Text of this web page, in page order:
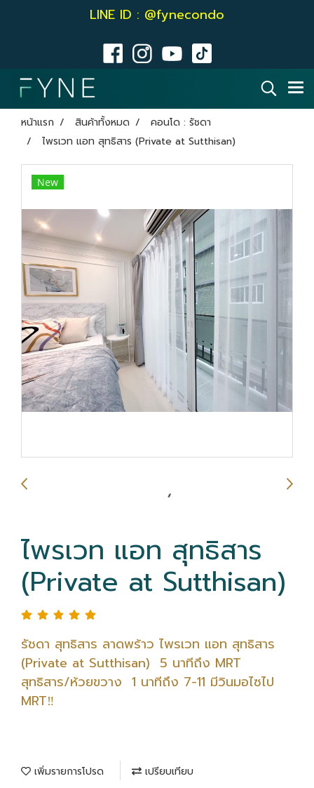
LINE ID : @fynecondo
หน้าแรก สินค้าทั้งหมด
คอนโด : รัชดา
ไพรเวท แอท สุทธิ​สาร (Private at Sutthisan)
New
ไพรเวท แอท สุทธิ​สาร
(Private at Sutthisan)
รัชดา สุทธิสาร ลาดพร้าว ไพรเวท แอท สุทธิ​สาร
(Private at Sutthisan) 5 นาทีถึง MRT
สุทธิสาร/ห้วยขวาง 1 นาทีถึง 7-11 มีวินมอไซไป
MRT‼️
เพิ่มรายการโปรด เปรียบเทียบ